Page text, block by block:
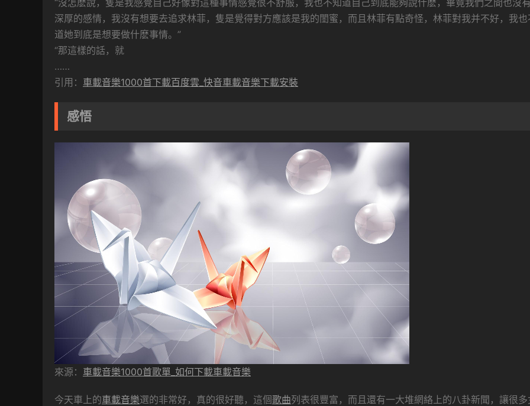
“沒怎麽說，隻是我感覺自己好像對這種事情感覺很不舒服，我也不知道自己到底能夠說什麽，畢竟我們之間也沒
深厚的感情，我沒有想要去追求林菲，隻是覺得對方應該是我的閨蜜，而且林菲有點奇怪，林菲對我并不好，我也
道她到底是想要做什麽事情。”
“那這樣的話，就
……
引用： 車載音樂1000首下載百度雲_快音車載音樂下載安裝
感悟
來源： 車載音樂1000首歌單_如何下載車載音樂
今天車上的車載音樂選的非常好，真的很好聽，這個歌曲列表很豐富，而且還有一大堆網絡上的八卦新聞，讓很多